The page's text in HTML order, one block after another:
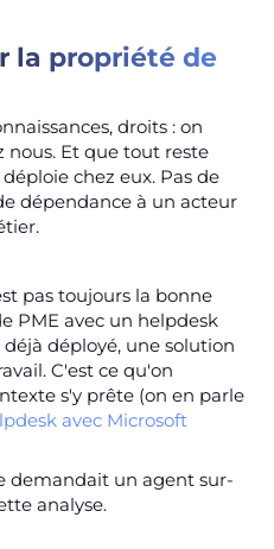
la propriété de
droits : on
Et que tout reste
chez eux. Pas de
dépendance à un acteur
pas toujours la bonne
PME avec un helpdesk
déployé, une solution
C'est ce qu'on
s'y prête (on en parle
avec Microsoft
demandait un agent sur-
analyse.